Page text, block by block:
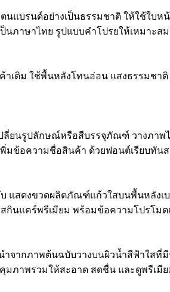
แบรนด์อย่างเป็นธรรมชาติ ให้ใช้ใบ
ภาษาไทย รูปแบบคำโปรยให้เหมาะส
ดิม ใช้พื้นหลังโทนอ่อน แสงธรรมชา
ลี่ยนรูปลักษณ์หรือสีบรรจุภัณฑ์ วางภ
พิ่มข้อความชื่อสินค้า ด้วยฟอนต์เรียบทั
สดงขวดผลิตภัณฑ์แก้วใสบนพื้นหลังเ
นแคร์พรีเมียม พร้อมข้อความโปรโม
ากภาพต้นฉบับวางบนผิวน้ำสีฟ้าใสที่
มภาพรวมให้สะอาด สดชื่น และดูพรีเมีย